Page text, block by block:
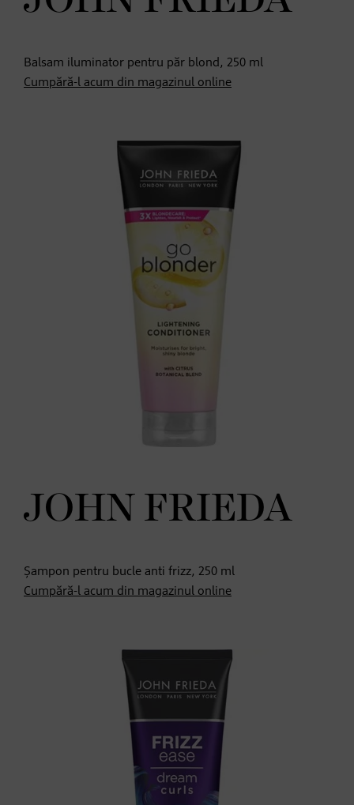
Balsam iluminator pentru păr blond, 250 ml
Cumpără-l acum din magazinul online
JOHN FRIEDA
Șampon pentru bucle anti frizz, 250 ml
Cumpără-l acum din magazinul online